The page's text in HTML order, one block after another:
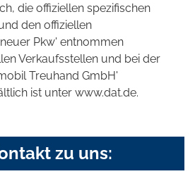
die offiziellen spezifischen
den offiziellen
Pkw' entnommen
Verkaufsstellen und bei der
Treuhand GmbH'
ist unter www.dat.de.
zu uns: